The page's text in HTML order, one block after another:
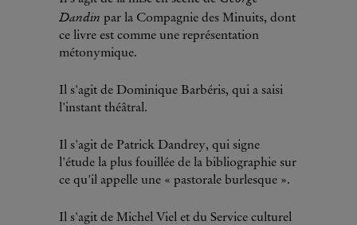
Dandin par la Compagnie des Minuits, dont
ce livre est comme une représentation
métonymique.
Il s'agit de Dominique Barbéris, qui a saisi
l'instant théâtral.
Il s'agit de Patrick Dandrey, qui signe
l'étude la plus fouillée de la bibliographie sur
ce qu'il appelle une « pastorale burlesque ».
Il s'agit de Michel Viel et du Service culturel